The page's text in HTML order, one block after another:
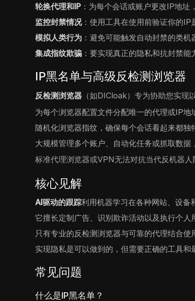
轮换代理和IP ：为每个会话或账户更改IP地址
监控封禁情况：使用工具在使用前验证你的IP
模拟人类行为 ：避免可能触发自动封禁的类
集成指纹欺骗 ：要实现真正的隐私和抗封禁
IP黑名单与高级反检测浏览器
反检测浏览器 （如DICloak）专为协助您实现
为每个浏览器配置文件分配唯一的代理或IP地
随机化浏览器指纹，确保每个会话看起来都独
大规模管理多个账户、自动化任务或抓取数据
标准代理浏览器或VPN无法对抗当代反机器
核心见解
AI驱动的跟踪利用机器学习在各种网站、设备
它擅长定制广告、识别欺诈活动以及执行个人
只有专业的反检测浏览器与可靠的代理结合
实现隐私是可以做到的，但需要正确的工具和
常见问题
什么是IP黑名单？